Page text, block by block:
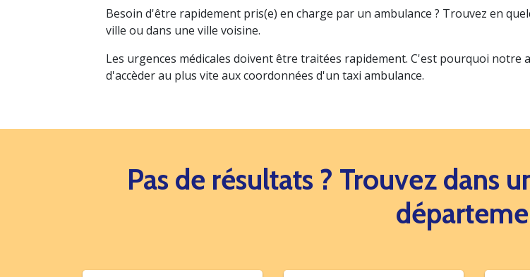
Besoin d'être rapidement pris(e) en charge par un ambulance ? Trouvez en
ville ou dans une ville voisine.
Les urgences médicales doivent être traitées rapidement. C'est pourquoi
d'accèder au plus vite aux coordonnées d'un taxi ambulance.
Pas de résultats ? Trouvez dans